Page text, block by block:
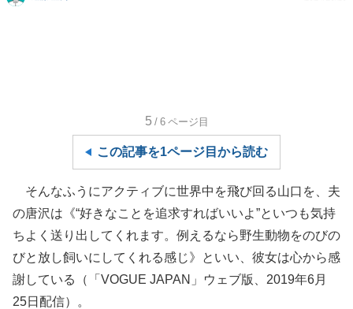
5 /6 ページ目
この記事を1ページ目から読む
そんなふうにアクティブに世界中を飛び回る山口を、夫
の唐沢は《“好きなことを追求すればいいよ”といつも気持
ちよく送り出してくれます。例えるなら野生動物をのびの
びと放し飼いにしてくれる感じ》といい、彼女は心から感
謝している（「VOGUE JAPAN」ウェブ版、2019年6月
25日配信）。